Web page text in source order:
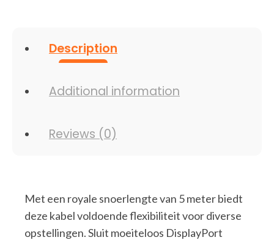
Description
Additional information
Reviews (0)
Met een royale snoerlengte van 5 meter biedt
deze kabel voldoende flexibiliteit voor diverse
opstellingen. Sluit moeiteloos DisplayPort